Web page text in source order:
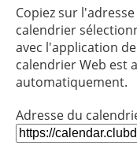
Copiez sur
calendrier
avec l'application
calendrier Web est
automatiquement.
Adresse du